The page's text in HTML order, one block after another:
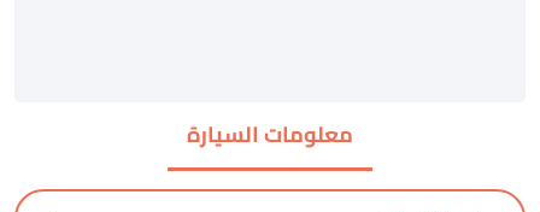
معلومات السيارة